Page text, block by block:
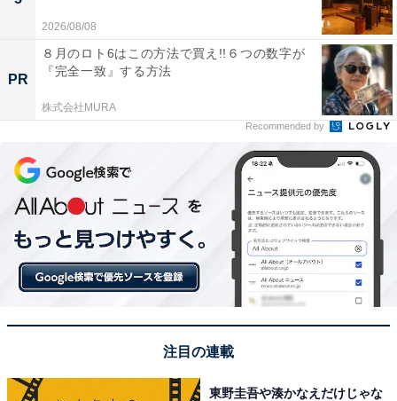
2026/08/08
PR
８月のロト6はこの方法で買え!!６つの数字が
『完全一致』する方法
株式会社MURA
Recommended by
注目の連載
東野圭吾や湊かなえだけじゃな